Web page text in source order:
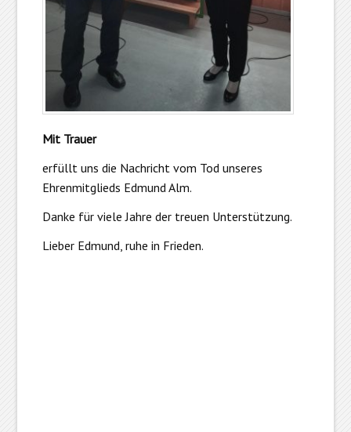
Mit Trauer
erfüllt uns die Nachricht vom Tod unseres
Ehrenmitglieds Edmund Alm.
Danke für viele Jahre der treuen Unterstützung.
Lieber Edmund, ruhe in Frieden.